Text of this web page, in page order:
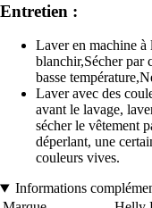
Entretien :
Laver en machine à
blanchir,Sécher par
basse
Laver avec des
avant le lavage,
sécher le vêtement
déperlant, une
couleurs vives.
Informations